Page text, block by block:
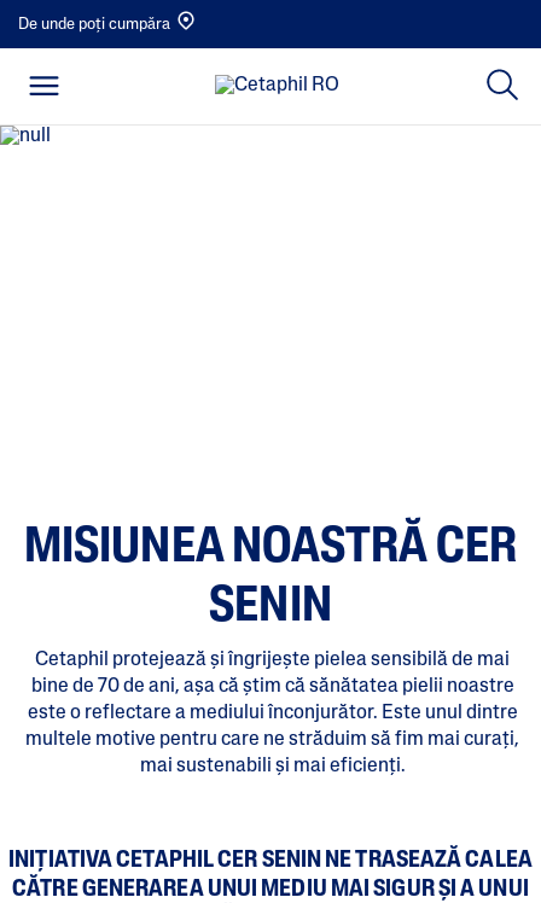
De unde poți cumpăra
MISIUNEA NOASTRĂ CER
SENIN
Cetaphil protejează și îngrijește pielea sensibilă de mai
bine de 70 de ani, așa că știm că sănătatea pielii noastre
este o reflectare a mediului înconjurător. Este unul dintre
multele motive pentru care ne străduim să fim mai curați,
mai sustenabili și mai eficienți.
INIȚIATIVA CETAPHIL CER SENIN NE TRASEAZĂ CALEA
CĂTRE GENERAREA UNUI MEDIU MAI SIGUR ȘI A UNUI